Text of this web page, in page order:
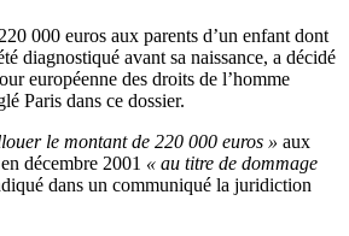
000 euros aux parents d’un enfant dont
diagnostiqué avant sa naissance, a décidé
européenne des droits de l’homme
Paris dans ce dossier.
le montant de 220 000 euros » aux
décembre 2001 « au titre de dommage
dans un communiqué la juridiction